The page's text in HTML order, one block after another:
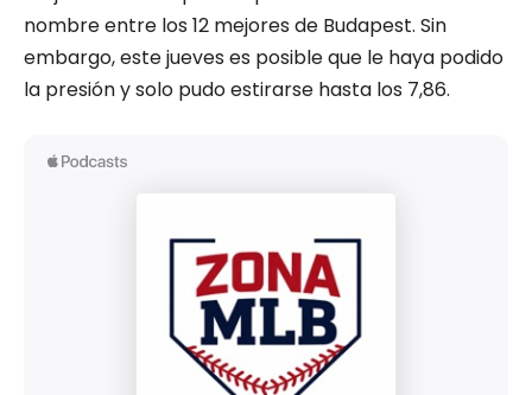
nombre entre los 12 mejores de Budapest. Sin
embargo, este jueves es posible que le haya podido
la presión y solo pudo estirarse hasta los 7,86.